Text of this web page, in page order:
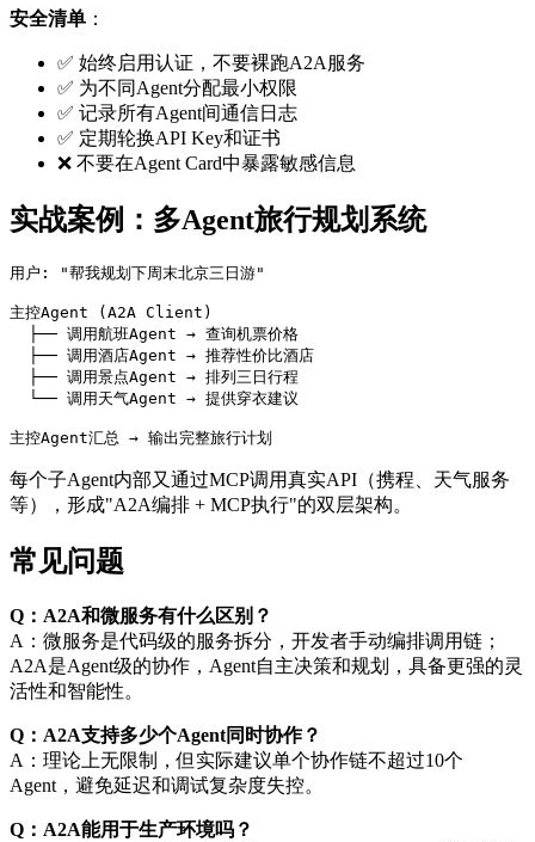
安全清单 ：
✅ 始终启用认证，不要裸跑A2A服务
✅ 为不同Agent分配最小权限
✅ 记录所有Agent间通信日志
✅ 定期轮换API Key和证书
❌ 不要在Agent Card中暴露敏感信息
实战案例：多Agent旅行规划系统
用户: "帮我规划下周末北京三日游"
主控Agent (A2A Client)
  ├── 调用航班Agent → 查询机票价格
  ├── 调用酒店Agent → 推荐性价比酒店
  ├── 调用景点Agent → 排列三日行程
  └── 调用天气Agent → 提供穿衣建议
主控Agent汇总 → 输出完整旅行计划
每个子Agent内部又通过MCP调用真实API（携程、天气服务
等），形成"A2A编排 + MCP执行"的双层架构。
常见问题
Q：A2A和微服务有什么区别？
A：微服务是代码级的服务拆分，开发者手动编排调用链；
A2A是Agent级的协作，Agent自主决策和规划，具备更强的灵
活性和智能性。
Q：A2A支持多少个Agent同时协作？
A：理论上无限制，但实际建议单个协作链不超过10个
Agent，避免延迟和调试复杂度失控。
Q：A2A能用于生产环境吗？